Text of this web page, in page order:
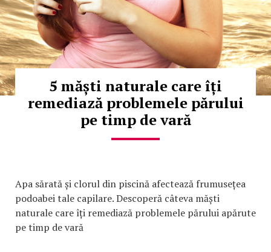
5 măști naturale care îți
remediază problemele părului
pe timp de vară
Apa sărată și clorul din piscină afectează frumusețea
podoabei tale capilare. Descoperă câteva măști
naturale care îți remediază problemele părului apărute
pe timp de vară